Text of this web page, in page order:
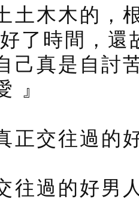
土木木的，
了時間，還
己真是自討
』
正交往過的
往過的好男